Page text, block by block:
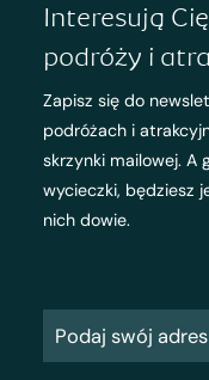
Interesują
podróży i
Zapisz się do
podróżach i
skrzynki mailowej. A
wycieczki, będziesz
nich dowie.